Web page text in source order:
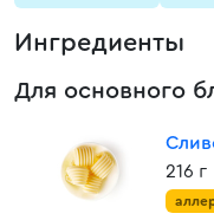
Ингредиенты
Для основного
216 г